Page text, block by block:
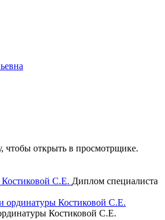
чтобы открыть в просмотрщике.
Диплом специалиста
Костиковой С.Е.